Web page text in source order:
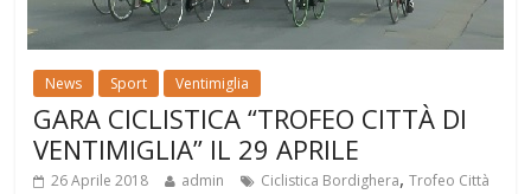
News Sport Ventimiglia
GARA CICLISTICA “TROFEO CITTÀ DI
VENTIMIGLIA” IL 29 APRILE
26 Aprile 2018 admin Ciclistica Bordighera,Trofeo Città